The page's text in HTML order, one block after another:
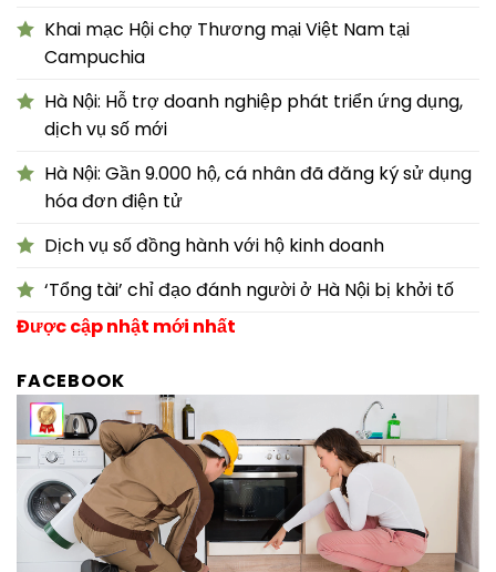
Khai mạc Hội chợ Thương mại Việt Nam tại
Campuchia
Hà Nội: Hỗ trợ doanh nghiệp phát triển ứng dụng,
dịch vụ số mới
Hà Nội: Gần 9.000 hộ, cá nhân đã đăng ký sử dụng
hóa đơn điện tử
Dịch vụ số đồng hành với hộ kinh doanh
‘Tổng tài’ chỉ đạo đánh người ở Hà Nội bị khởi tố
Được cập nhật mới nhất
FACEBOOK